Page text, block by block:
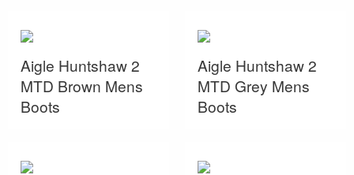
Aigle Huntshaw 2
MTD Brown Mens
Boots
Aigle Huntshaw 2
MTD Grey Mens
Boots